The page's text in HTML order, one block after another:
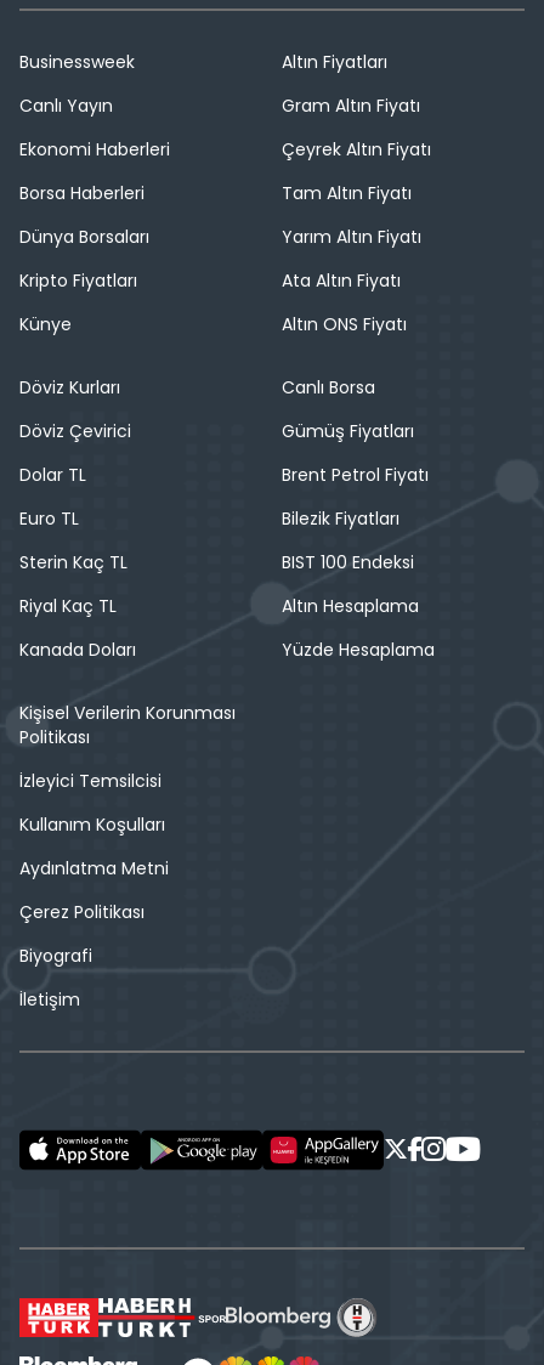
Businessweek
Canlı Yayın
Ekonomi Haberleri
Borsa Haberleri
Dünya Borsaları
Kripto Fiyatları
Künye
Altın Fiyatları
Gram Altın Fiyatı
Çeyrek Altın Fiyatı
Tam Altın Fiyatı
Yarım Altın Fiyatı
Ata Altın Fiyatı
Altın ONS Fiyatı
Döviz Kurları
Döviz Çevirici
Dolar TL
Euro TL
Sterin Kaç TL
Riyal Kaç TL
Kanada Doları
Canlı Borsa
Gümüş Fiyatları
Brent Petrol Fiyatı
Bilezik Fiyatları
BIST 100 Endeksi
Altın Hesaplama
Yüzde Hesaplama
Kişisel Verilerin Korunması
Politikası
İzleyici Temsilcisi
Kullanım Koşulları
Aydınlatma Metni
Çerez Politikası
Biyografi
İletişim